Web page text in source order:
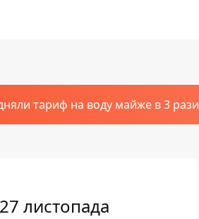
тариф на воду майже в 3 рази
листопада